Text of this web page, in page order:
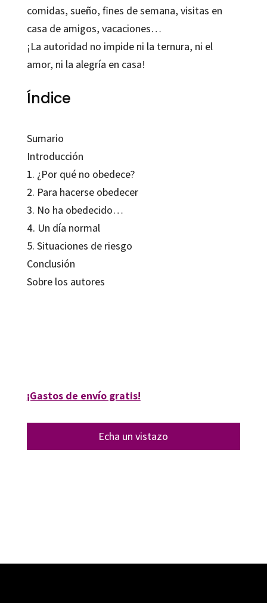
comidas, sueño, fines de semana, visitas en
casa de amigos, vacaciones…
¡La autoridad no impide ni la ternura, ni el
amor, ni la alegría en casa!
Índice
Sumario
Introducción
1. ¿Por qué no obedece?
2. Para hacerse obedecer
3. No ha obedecido…
4. Un día normal
5. Situaciones de riesgo
Conclusión
Sobre los autores
¡Gastos de envío gratis!
Echa un vistazo